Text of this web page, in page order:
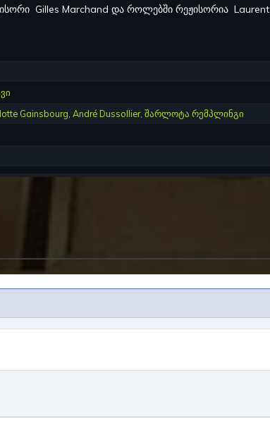
Gilles Marchand და როლებში რეჟისორია Laurent
Gainsbourg, André Dussollier, შარლოტა რემპლინგი